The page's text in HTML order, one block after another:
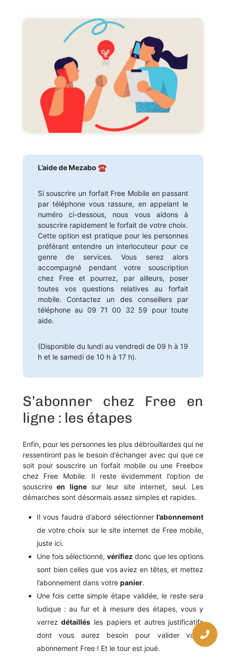
L’aide de Mezabo ☎️
Si souscrire un forfait Free Mobile en passant
par téléphone vous rassure, en appelant le
numéro ci-dessous, nous vous aidons à
souscrire rapidement le forfait de votre choix.
Cette option est pratique pour les personnes
préférant entendre un interlocuteur pour ce
genre de services. Vous serez alors
accompagné pendant votre souscription
chez Free et pourrez, par ailleurs, poser
toutes vos questions relatives au forfait
mobile. Contactez un des conseillers par
téléphone au 09 71 00 32 59 pour toute
aide.
(Disponible du lundi au vendredi de 09 h à 19
h et le samedi de 10 h à 17 h).
S’abonner chez Free en
ligne : les étapes
Enfin, pour les personnes les plus débrouillardes qui ne
ressentiront pas le besoin d’échanger avec qui que ce
soit pour souscrire un forfait mobile ou une Freebox
chez Free Mobile. Il reste évidemment l’option de
souscrireen lignesur leur site internet, seul. Les
démarches sont désormais assez simples et rapides.
Il vous faudra d’abord sélectionnerl’abonnement
de votre choix sur le site internet de Free mobile,
juste ici.
Une fois sélectionné, vérifiezdonc que les options
sont bien celles que vos aviez en têtes, et mettez
l’abonnement dans votre panier.
Une fois cette simple étape validée, le reste sera
ludique : au fur et à mesure des étapes, vous y
verrezdétaillés les papiers et autres justificatifs
dont vous aurez besoin pour valider votre
abonnement Free ! Et le tour est joué.